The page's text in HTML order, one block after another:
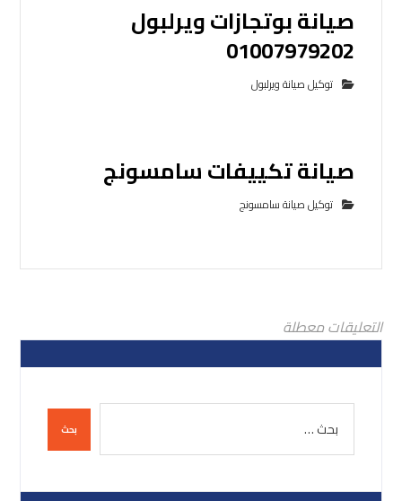
صيانة بوتجازات ويرلبول
01007979202
توكيل صيانة ويرلبول
صيانة تكييفات سامسونج
توكيل صيانة سامسونج
التعليقات معطلة